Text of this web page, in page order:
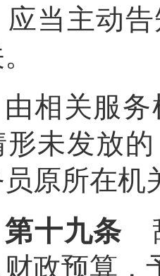
应当主动
关服务
形未发放
原所在机
第十九条
政预算，